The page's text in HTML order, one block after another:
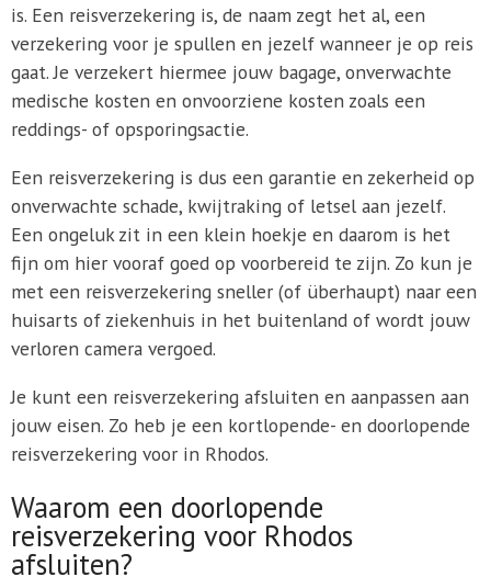
is. Een reisverzekering is, de naam zegt het al, een
verzekering voor je spullen en jezelf wanneer je op reis
gaat. Je verzekert hiermee jouw bagage, onverwachte
medische kosten en onvoorziene kosten zoals een
reddings- of opsporingsactie.
Een reisverzekering is dus een garantie en zekerheid op
onverwachte schade, kwijtraking of letsel aan jezelf.
Een ongeluk zit in een klein hoekje en daarom is het
fijn om hier vooraf goed op voorbereid te zijn. Zo kun je
met een reisverzekering sneller (of überhaupt) naar een
huisarts of ziekenhuis in het buitenland of wordt jouw
verloren camera vergoed.
Je kunt een reisverzekering afsluiten en aanpassen aan
jouw eisen. Zo heb je een kortlopende- en doorlopende
reisverzekering voor in Rhodos.
Waarom een doorlopende
reisverzekering voor Rhodos
afsluiten?